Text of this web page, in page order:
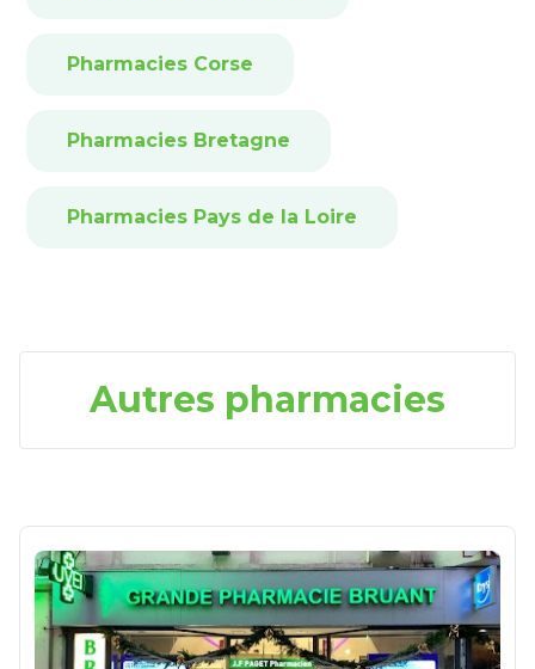
Pharmacies Corse
Pharmacies Bretagne
Pharmacies Pays de la Loire
Autres pharmacies